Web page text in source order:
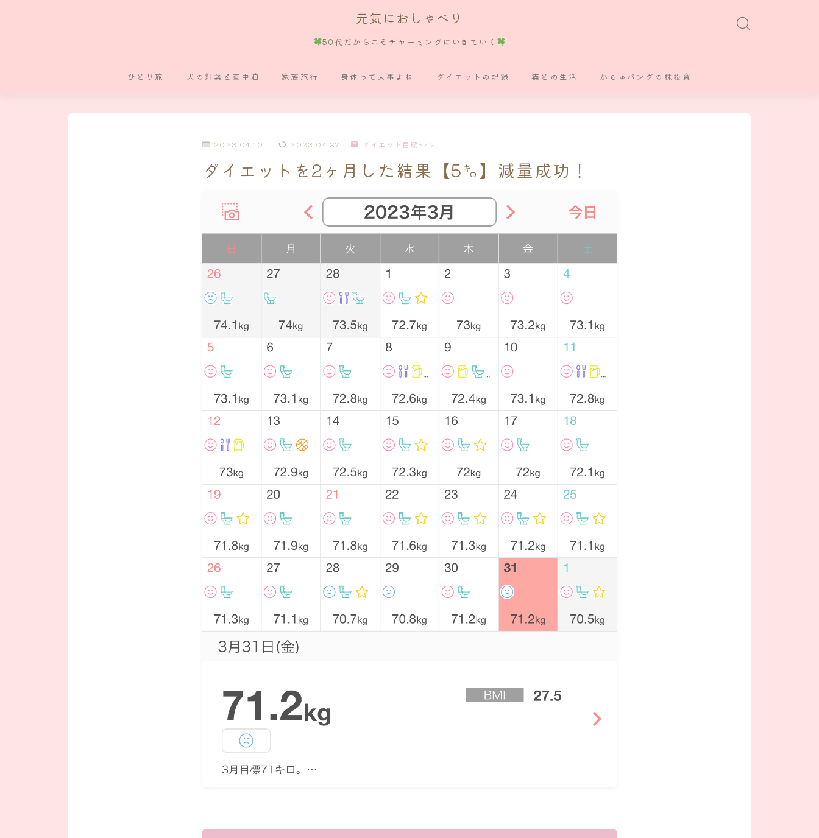
元気におしゃべり
50代だからこそチャーミングにいきていく
ひとり旅 犬の紅葉と車中泊 家族旅行 身体って大事よね ダイエットの記録 猫との生活 かちゅパンダの株投資
2023.04.10 2023.04.27 ダイエット目標57㌔
ダイエットを2ヶ月した結果【5㌔】減量成功！